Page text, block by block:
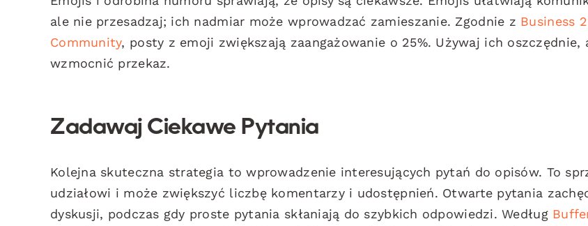
ale nie przesadzaj; ich nadmiar może wprowadzać zamieszanie. Zgodnie z Business 2
Community, posty z emoji zwiększają zaangażowanie o 25%. Używaj ich oszczędnie,
wzmocnić przekaz.
Zadawaj Ciekawe Pytania
Kolejna skuteczna strategia to wprowadzenie interesujących pytań do opisów. To
udziałowi i może zwiększyć liczbę komentarzy i udostępnień. Otwarte pytania
dyskusji, podczas gdy proste pytania skłaniają do szybkich odpowiedzi. Według